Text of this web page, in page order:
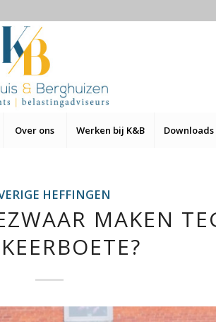
Over ons Werken bij K&B Downloads
HEFFINGEN
MAKEN